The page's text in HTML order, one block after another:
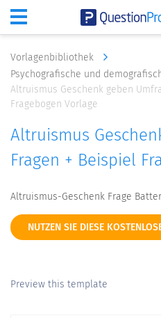
Vorlagenbibliothek
Psychografische und
Altruismus Geschenk geben
Fragebogen Vorlage
Altruismus
Fragen + Beispiel
Altruismus-Geschenk Frage
NUTZEN SIE DIESE
Preview this template